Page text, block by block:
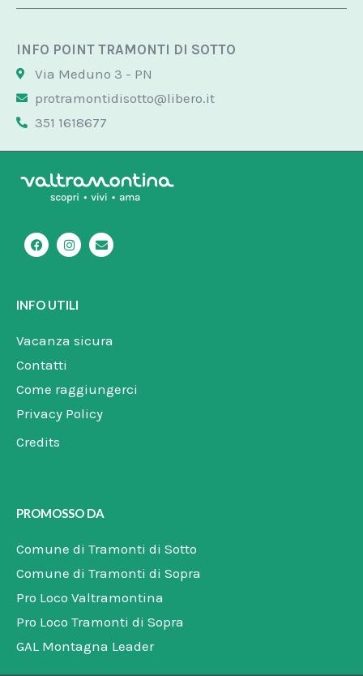
INFO POINT TRAMONTI DI SOTTO
Via Meduno 3 - PN
protramontidisotto@libero.it
351 1618677
F
a
c
o
o
I
n
s
g
r
E
n
v
INFO UTILI
Vacanza sicura
Contatti
Come raggiungerci
Privacy Policy
Credits
PROMOSSO DA
Comune di Tramonti di Sotto
Comune di Tramonti di Sopra
Pro Loco Valtramontina
Pro Loco Tramonti di Sopra
GAL Montagna Leader